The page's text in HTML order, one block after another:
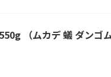
（ムカデ 蟻 ダンゴ